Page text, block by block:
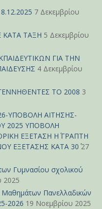
7 Δεκεμβρίου
ΤΑΞΗ 5 Δεκεμβρίου
ΓΙΑ ΤΗΝ
4 Δεκεμβρίου
ΤΟ 2008 3
ΥΠΟΒΟΛΗ ΑΙΤΗΣΗΣ-
2025 ΥΠΟΒΟΛΗ
ΕΞΕΤΑΣΗ Η΄ ΓΡΑΠΤΗ
ΕΞΕΤΑΣΗΣ ΚΑΤΑ 30΄ 27
Γυμνασίου σχολικού
2025
Μαθημάτων Πανελλαδικών
2026 19 Νοεμβρίου 2025